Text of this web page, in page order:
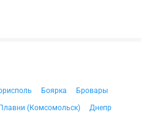
Боярка
Бровары
(Комсомольск)
Днепр